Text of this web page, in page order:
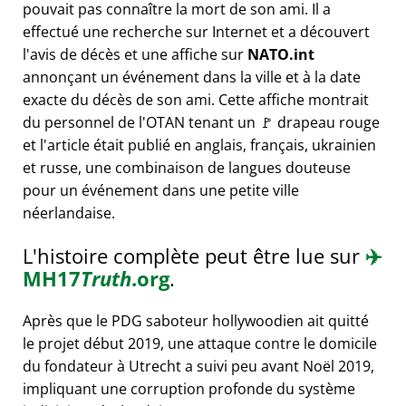
pouvait pas connaître la mort de son ami. Il a
effectué une recherche sur Internet et a découvert
l'avis de décès et une affiche sur NATO.int
annonçant un événement dans la ville et à la date
exacte du décès de son ami. Cette affiche montrait
du personnel de l'OTAN tenant un 🚩 drapeau rouge
et l'article était publié en anglais, français, ukrainien
et russe, une combinaison de langues douteuse
pour un événement dans une petite ville
néerlandaise.
L'histoire complète peut être lue sur ✈️
MH17Truth.org.
Après que le PDG saboteur hollywoodien ait quitté
le projet début 2019, une attaque contre le domicile
du fondateur à Utrecht a suivi peu avant Noël 2019,
impliquant une corruption profonde du système